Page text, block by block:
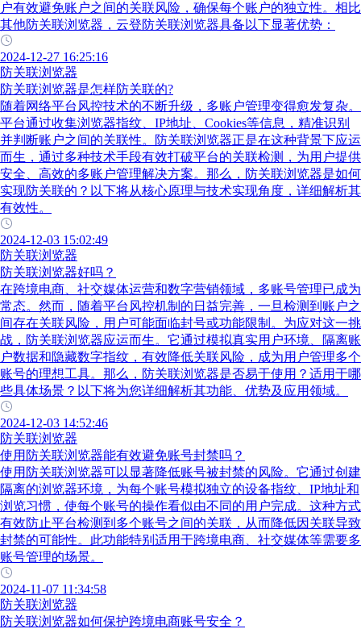
户有效避免账户之间的关联风险，确保每个账户的独立性。相比
其他防关联浏览器，云登防关联浏览器具备以下显著优势：
2024-12-27 16:25:16
防关联浏览器
防关联浏览器是怎样防关联的?
随着网络平台风控技术的不断升级，多账户管理变得愈发复杂。
平台通过收集浏览器指纹、IP地址、Cookies等信息，精准识别
并判断账户之间的关联性。防关联浏览器正是在这种背景下应运
而生，通过多种技术手段有效打破平台的关联检测，为用户提供
安全、高效的多账户管理解决方案。那么，防关联浏览器是如何
实现防关联的？以下将从核心原理与技术实现角度，详细解析其
有效性。
2024-12-03 15:02:49
防关联浏览器
防关联浏览器好吗？
在跨境电商、社交媒体运营和数字营销领域，多账号管理已成为
常态。然而，随着平台风控机制的日益完善，一旦检测到账户之
间存在关联风险，用户可能面临封号或功能限制。为应对这一挑
战，防关联浏览器应运而生。它通过模拟真实用户环境、隔离账
户数据和隐藏数字指纹，有效降低关联风险，成为用户管理多个
账号的理想工具。那么，防关联浏览器是否易于使用？适用于哪
些具体场景？以下将为您详细解析其功能、优势及应用领域。
2024-12-03 14:52:46
防关联浏览器
使用防关联浏览器能有效避免账号封禁吗？
使用防关联浏览器可以显著降低账号被封禁的风险。它通过创建
隔离的浏览器环境，为每个账号模拟独立的设备指纹、IP地址和
浏览习惯，使每个账号的操作看似由不同的用户完成。这种方式
有效防止平台检测到多个账号之间的关联，从而降低因关联导致
封禁的可能性。此功能特别适用于跨境电商、社交媒体等需要多
账号管理的场景。
2024-11-07 11:34:58
防关联浏览器
防关联浏览器如何保护跨境电商账号安全？